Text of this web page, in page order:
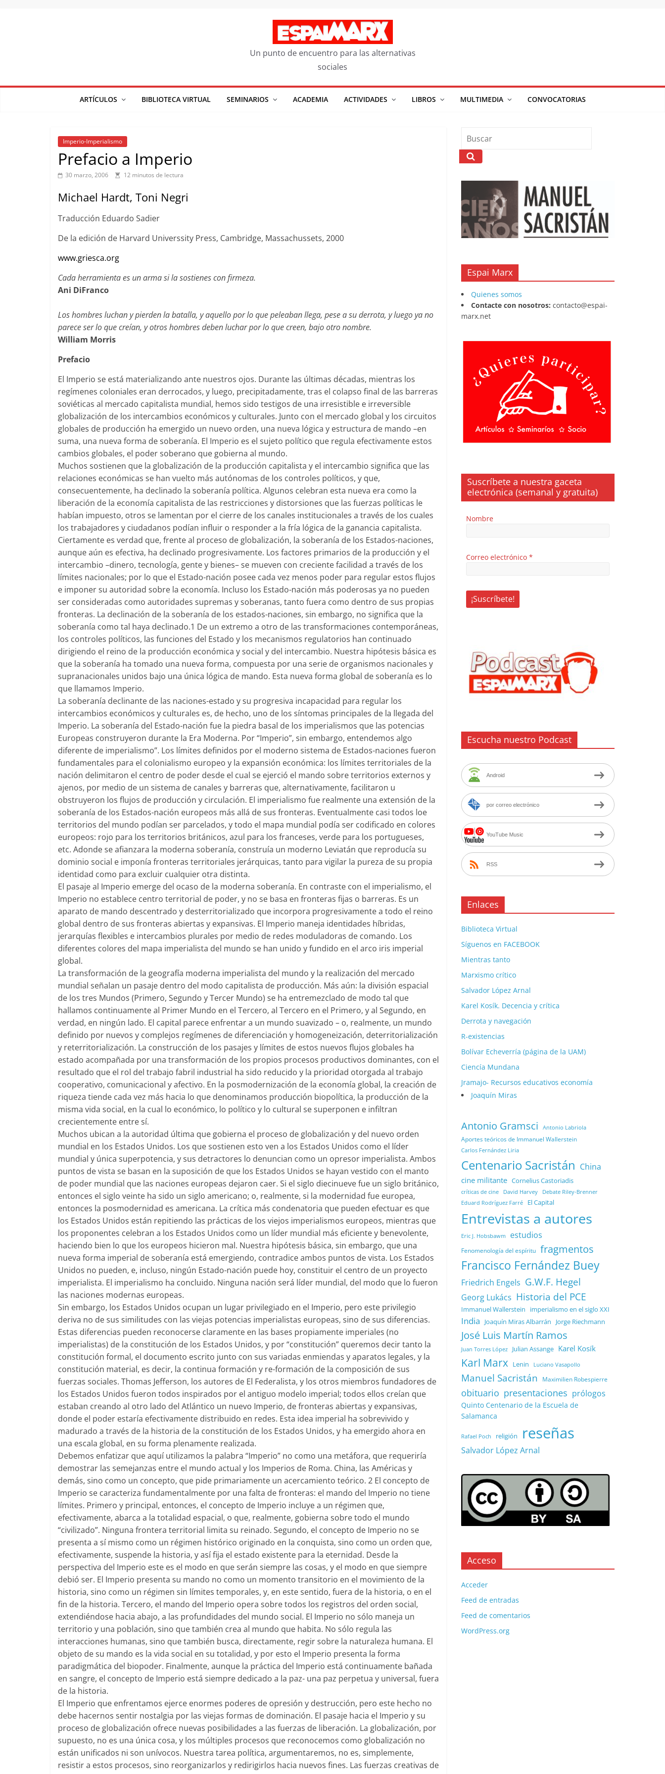
Un punto de encuentro para las alternativas
sociales
ARTÍCULOS BIBLIOTECA VIRTUAL SEMINARIOS ACADEMIA ACTIVIDADES LIBROS MULTIMEDIA CONVOCATORIAS
Imperio-Imperialismo
Prefacio a Imperio
30 marzo, 2006 12 minutos de lectura
Michael Hardt, Toni Negri
Traducción Eduardo Sadier
De la edición de Harvard Universsity Press, Cambridge, Massachussets, 2000
www.griesca.org
Cada herramienta es un arma si la sostienes con firmeza.
Ani DiFranco
Los hombres luchan y pierden la batalla, y aquello por lo que peleaban llega, pese a su derrota, y luego ya no
parece ser lo que creían, y otros hombres deben luchar por lo que creen, bajo otro nombre.
William Morris
Prefacio
El Imperio se está materializando ante nuestros ojos. Durante las últimas décadas, mientras los
regímenes coloniales eran derrocados, y luego, precipitadamente, tras el colapso final de las barreras
soviéticas al mercado capitalista mundial, hemos sido testigos de una irresistible e irreversible
globalización de los intercambios económicos y culturales. Junto con el mercado global y los circuitos
globales de producción ha emergido un nuevo orden, una nueva lógica y estructura de mando –en
suma, una nueva forma de soberanía. El Imperio es el sujeto político que regula efectivamente estos
cambios globales, el poder soberano que gobierna al mundo.
Muchos sostienen que la globalización de la producción capitalista y el intercambio significa que las
relaciones económicas se han vuelto más autónomas de los controles políticos, y que,
consecuentemente, ha declinado la soberanía política. Algunos celebran esta nueva era como la
liberación de la economía capitalista de las restricciones y distorsiones que las fuerzas políticas le
habían impuesto, otros se lamentan por el cierre de los canales institucionales a través de los cuales
los trabajadores y ciudadanos podían influir o responder a la fría lógica de la ganancia capitalista.
Ciertamente es verdad que, frente al proceso de globalización, la soberanía de los Estados-naciones,
aunque aún es efectiva, ha declinado progresivamente. Los factores primarios de la producción y el
intercambio –dinero, tecnología, gente y bienes– se mueven con creciente facilidad a través de los
límites nacionales; por lo que el Estado-nación posee cada vez menos poder para regular estos flujos
e imponer su autoridad sobre la economía. Incluso los Estado-nación más poderosas ya no pueden
ser consideradas como autoridades supremas y soberanas, tanto fuera como dentro de sus propias
fronteras. La declinación de la soberanía de los estados-naciones, sin embargo, no significa que la
soberanía como tal haya declinado.1 De un extremo a otro de las transformaciones contemporáneas,
los controles políticos, las funciones del Estado y los mecanismos regulatorios han continuado
dirigiendo el reino de la producción económica y social y del intercambio. Nuestra hipótesis básica es
que la soberanía ha tomado una nueva forma, compuesta por una serie de organismos nacionales y
supranacionales unidos bajo una única lógica de mando. Esta nueva forma global de soberanía es lo
que llamamos Imperio.
La soberanía declinante de las naciones-estado y su progresiva incapacidad para regular los
intercambios económicos y culturales es, de hecho, uno de los síntomas principales de la llegada del
Imperio. La soberanía del Estado-nación fue la piedra basal de los imperialismos que las potencias
Europeas construyeron durante la Era Moderna. Por “Imperio”, sin embargo, entendemos algo
diferente de imperialismo”. Los límites definidos por el moderno sistema de Estados-naciones fueron
fundamentales para el colonialismo europeo y la expansión económica: los límites territoriales de la
nación delimitaron el centro de poder desde el cual se ejerció el mando sobre territorios externos y
ajenos, por medio de un sistema de canales y barreras que, alternativamente, facilitaron u
obstruyeron los flujos de producción y circulación. El imperialismo fue realmente una extensión de la
soberanía de los Estados-nación europeos más allá de sus fronteras. Eventualmente casi todos loe
territorios del mundo podían ser parcelados, y todo el mapa mundial podía ser codificado en colores
europeos: rojo para los territorios británicos, azul para los franceses, verde para los portugueses,
etc. Adonde se afianzara la moderna soberanía, construía un moderno Leviatán que reproducía su
dominio social e imponía fronteras territoriales jerárquicas, tanto para vigilar la pureza de su propia
identidad como para excluir cualquier otra distinta.
El pasaje al Imperio emerge del ocaso de la moderna soberanía. En contraste con el imperialismo, el
Imperio no establece centro territorial de poder, y no se basa en fronteras fijas o barreras. Es un
aparato de mando descentrado y desterritorializado que incorpora progresivamente a todo el reino
global dentro de sus fronteras abiertas y expansivas. El Imperio maneja identidades híbridas,
jerarquías flexibles e intercambios plurales por medio de redes moduladoras de comando. Los
diferentes colores del mapa imperialista del mundo se han unido y fundido en el arco iris imperial
global.
La transformación de la geografía moderna imperialista del mundo y la realización del mercado
mundial señalan un pasaje dentro del modo capitalista de producción. Más aún: la división espacial
de los tres Mundos (Primero, Segundo y Tercer Mundo) se ha entremezclado de modo tal que
hallamos continuamente al Primer Mundo en el Tercero, al Tercero en el Primero, y al Segundo, en
verdad, en ningún lado. El capital parece enfrentar a un mundo suavizado – o, realmente, un mundo
definido por nuevos y complejos regímenes de diferenciación y homogeneización, deterritorialización
y reterritorialización. La construcción de los pasajes y límites de estos nuevos flujos globales ha
estado acompañada por una transformación de los propios procesos productivos dominantes, con el
resultado que el rol del trabajo fabril industrial ha sido reducido y la prioridad otorgada al trabajo
cooperativo, comunicacional y afectivo. En la posmodernización de la economía global, la creación de
riqueza tiende cada vez más hacia lo que denominamos producción biopolítica, la producción de la
misma vida social, en la cual lo económico, lo político y lo cultural se superponen e infiltran
crecientemente entre sí.
Muchos ubican a la autoridad última que gobierna el proceso de globalización y del nuevo orden
mundial en los Estados Unidos. Los que sostienen esto ven a los Estados Unidos como el líder
mundial y única superpotencia, y sus detractores lo denuncian como un opresor imperialista. Ambos
puntos de vista se basan en la suposición de que los Estados Unidos se hayan vestido con el manto
de poder mundial que las naciones europeas dejaron caer. Si el siglo diecinueve fue un siglo británico,
entonces el siglo veinte ha sido un siglo americano; o, realmente, si la modernidad fue europea,
entonces la posmodernidad es americana. La crítica más condenatoria que pueden efectuar es que
los Estados Unidos están repitiendo las prácticas de los viejos imperialismos europeos, mientras que
los proponentes celebran a los Estados Unidos como un líder mundial más eficiente y benevolente,
haciendo bien lo que los europeos hicieron mal. Nuestra hipótesis básica, sin embargo, que una
nueva forma imperial de soberanía está emergiendo, contradice ambos puntos de vista. Los Estados
Unidos no pueden, e, incluso, ningún Estado-nación puede hoy, constituir el centro de un proyecto
imperialista. El imperialismo ha concluido. Ninguna nación será líder mundial, del modo que lo fueron
las naciones modernas europeas.
Sin embargo, los Estados Unidos ocupan un lugar privilegiado en el Imperio, pero este privilegio
deriva no de sus similitudes con las viejas potencias imperialistas europeas, sino de sus diferencias.
Estas diferencias pueden reconocerse claramente en las bases propiamente imperiales (no
imperialistas) de la constitución de los Estados Unidos, y por “constitución” queremos decir tanto la
constitución formal, el documento escrito junto con sus variadas enmiendas y aparatos legales, y la
constitución material, es decir, la continua formación y re-formación de la composición de sus
fuerzas sociales. Thomas Jefferson, los autores de El Federalista, y los otros miembros fundadores de
los Estados Unidos fueron todos inspirados por el antiguo modelo imperial; todos ellos creían que
estaban creando al otro lado del Atlántico un nuevo Imperio, de fronteras abiertas y expansivas,
donde el poder estaría efectivamente distribuido en redes. Esta idea imperial ha sobrevivido y
madurado a través de la historia de la constitución de los Estados Unidos, y ha emergido ahora en
una escala global, en su forma plenamente realizada.
Debemos enfatizar que aquí utilizamos la palabra “Imperio” no como una metáfora, que requeriría
demostrar las semejanzas entre el mundo actual y los Imperios de Roma. China, las Américas y
demás, sino como un concepto, que pide primariamente un acercamiento teórico. 2 El concepto de
Imperio se caracteriza fundamentalmente por una falta de fronteras: el mando del Imperio no tiene
límites. Primero y principal, entonces, el concepto de Imperio incluye a un régimen que,
efectivamente, abarca a la totalidad espacial, o que, realmente, gobierna sobre todo el mundo
“civilizado”. Ninguna frontera territorial limita su reinado. Segundo, el concepto de Imperio no se
presenta a sí mismo como un régimen histórico originado en la conquista, sino como un orden que,
efectivamente, suspende la historia, y así fija el estado existente para la eternidad. Desde la
perspectiva del Imperio este es el modo en que serán siempre las cosas, y el modo en que siempre
debió ser. El Imperio presenta su mando no como un momento transitorio en el movimiento de la
historia, sino como un régimen sin límites temporales, y, en este sentido, fuera de la historia, o en el
fin de la historia. Tercero, el mando del Imperio opera sobre todos los registros del orden social,
extendiéndose hacia abajo, a las profundidades del mundo social. El Imperio no sólo maneja un
territorio y una población, sino que también crea al mundo que habita. No sólo regula las
interacciones humanas, sino que también busca, directamente, regir sobre la naturaleza humana. El
objeto de su mando es la vida social en su totalidad, y por esto el Imperio presenta la forma
paradigmática del biopoder. Finalmente, aunque la práctica del Imperio está continuamente bañada
en sangre, el concepto de Imperio está siempre dedicado a la paz- una paz perpetua y universal, fuera
de la historia.
El Imperio que enfrentamos ejerce enormes poderes de opresión y destrucción, pero este hecho no
debe hacernos sentir nostalgia por las viejas formas de dominación. El pasaje hacia el Imperio y su
proceso de globalización ofrece nuevas posibilidades a las fuerzas de liberación. La globalización, por
supuesto, no es una única cosa, y los múltiples procesos que reconocemos como globalización no
están unificados ni son unívocos. Nuestra tarea política, argumentaremos, no es, simplemente,
resistir a estos procesos, sino reorganizarlos y redirigirlos hacia nuevos fines. Las fuerzas creativas de
Espai Marx
Quienes somos
Contacte con nosotros: contacto@espai-
marx.net
Suscríbete a nuestra gaceta
electrónica (semanal y gratuita)
Nombre
Correo electrónico *
Escucha nuestro Podcast
Android
por correo electrónico
YouTube Music
RSS
Enlaces
Biblioteca Virtual
Síguenos en FACEBOOK
Mientras tanto
Marxismo crítico
Salvador López Arnal
Karel Kosík. Decencia y crítica
Derrota y navegación
R-existencias
Bolívar Echeverría (página de la UAM)
Ciencía Mundana
Jramajo- Recursos educativos economía
Joaquín Miras
Antonio Gramsci Antonio Labriola
Aportes teóricos de Immanuel Wallerstein
Carlos Fernández Liria
Centenario Sacristán China
cine militante Cornelius Castoriadis
críticas de cine David Harvey Debate Riley-Brenner
Eduard Rodríguez Farré El Capital
Entrevistas a autores
Eric J. Hobsbawm estudios
Fenomenología del espíritu fragmentos
Francisco Fernández Buey
Friedrich Engels G.W.F. Hegel
Georg Lukács Historia del PCE
Immanuel Wallerstein imperialismo en el siglo XXI
India Joaquín Miras Albarrán Jorge Riechmann
José Luis Martín Ramos
Juan Torres López Julian Assange Karel Kosík
Karl Marx Lenin Luciano Vasapollo
Manuel Sacristán Maximilien Robespierre
obituario presentaciones prólogos
Quinto Centenario de la Escuela de
Salamanca
Rafael Poch religión reseñas
Salvador López Arnal
Acceso
Acceder
Feed de entradas
Feed de comentarios
WordPress.org